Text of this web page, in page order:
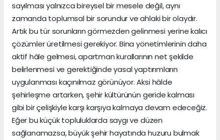
sayılması yalnızca bireysel bir mesele değil, aynı
zamanda toplumsal bir sorundur ve ahlaki bir olaydır.
Artık bu tür sorunların görmezden gelinmesi yerine kalıcı
çözümler üretilmesi gerekiyor. Bina yönetimlerinin daha
aktif hâle gelmesi, apartman kurallarının net şekilde
belirlenmesi ve gerektiğinde yasal yaptırımların
uygulanması kaçınılmaz görünüyor. Aksi hâlde
şehirleşme artarken, şehir kültürünün geride kalması
gibi bir çelişkiyle karşı karşıya kalmaya devam edeceğiz.
Eğer bu küçük topluluklarda saygı ve düzen
sağlanamazsa, büyük şehir hayatında huzuru bulmak